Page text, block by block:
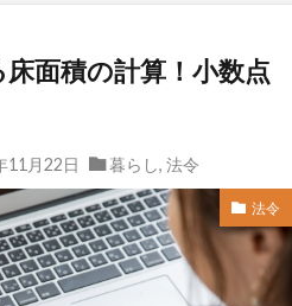
面積の計算！小数点
11月22日 暮らし, 法令
法令